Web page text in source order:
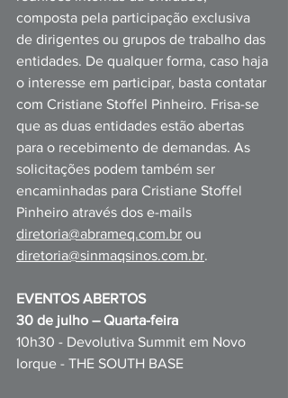
composta pela participação exclusiva
de dirigentes ou grupos de trabalho das
entidades. De qualquer forma, caso haja
o interesse em participar, basta contatar
com Cristiane Stoffel Pinheiro. Frisa-se
que as duas entidades estão abertas
para o recebimento de demandas. As
solicitações podem também ser
encaminhadas para Cristiane Stoffel
Pinheiro através dos e-mails
diretoria@abrameq.com.br ou
diretoria@sinmaqsinos.com.br.
EVENTOS ABERTOS
30 de julho – Quarta-feira
10h30 - Devolutiva Summit em Novo
Iorque - THE SOUTH BASE